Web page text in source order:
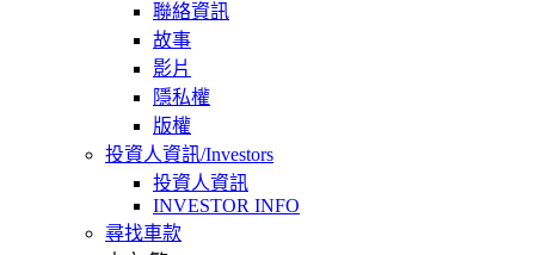
聯絡資訊
故事
影片
隱私權
版權
投資人資訊/Investors
投資人資訊
INVESTOR INFO
尋找車款